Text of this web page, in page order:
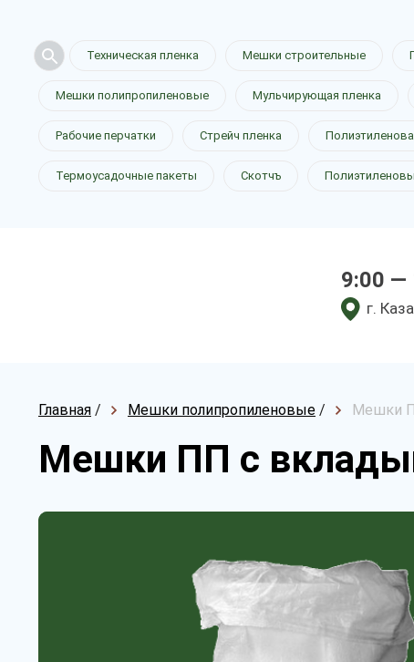
Техническая пленка Мешки строительные
Мешки полипропиленовые Мульчирующая пленка
Рабочие перчатки Стрейч пленка
Термоусадочные пакеты Скотчъ
9:00 —
г.
Главная / Мешки полипропиленовые / Мешки
Мешки ПП с